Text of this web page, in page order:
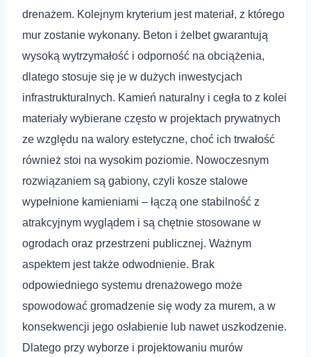
drenażem. Kolejnym kryterium jest materiał, z którego
mur zostanie wykonany. Beton i żelbet gwarantują
wysoką wytrzymałość i odporność na obciążenia,
dlatego stosuje się je w dużych inwestycjach
infrastrukturalnych. Kamień naturalny i cegła to z kolei
materiały wybierane często w projektach prywatnych
ze względu na walory estetyczne, choć ich trwałość
również stoi na wysokim poziomie. Nowoczesnym
rozwiązaniem są gabiony, czyli kosze stalowe
wypełnione kamieniami – łączą one stabilność z
atrakcyjnym wyglądem i są chętnie stosowane w
ogrodach oraz przestrzeni publicznej. Ważnym
aspektem jest także odwodnienie. Brak
odpowiedniego systemu drenażowego może
spowodować gromadzenie się wody za murem, a w
konsekwencji jego osłabienie lub nawet uszkodzenie.
Dlatego przy wyborze i projektowaniu murów